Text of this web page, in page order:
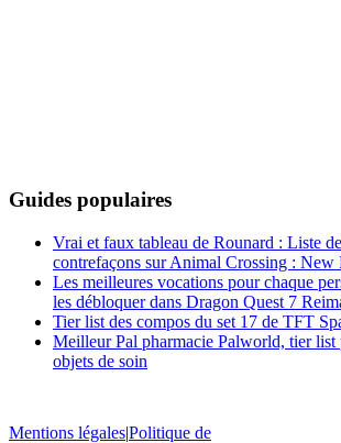
Guides populaires
Vrai et faux tableau de Rounard : Liste
contrefaçons sur Animal Crossing : New
Les meilleures vocations pour chaque
les débloquer dans Dragon Quest 7
Tier list des compos du set 17 de TFT
Meilleur Pal pharmacie Palworld, tier list
objets de soin
Mentions légales|Politique de